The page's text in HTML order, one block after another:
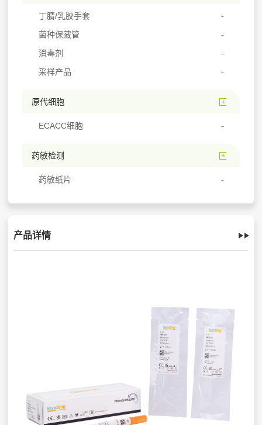
丁腈/乳胶手套
菌种保藏管
消毒剂
采样产品
原代细胞
ECACC细胞
药敏检测
药敏纸片
产品详情